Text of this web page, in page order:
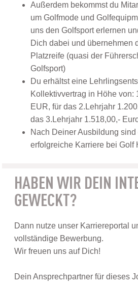
Außerdem bekommst du
um Golfmode und
uns den Golfsport erlernen
Dich dabei und übernehmen
Platzreife (quasi der
Golfsport)
Du erhältst eine
Kollektivvertrag in Höhe von:
EUR, für das 2.Lehrjahr
das 3.Lehrjahr 1.518,00,-
Nach Deiner Ausbildung
erfolgreiche Karriere bei Golf
HABEN WIR DEIN
GEWECKT?
Dann nutze unser Karriereportal
vollständige Bewerbung.
Wir freuen uns auf Dich!
Dein Ansprechpartner für dieses